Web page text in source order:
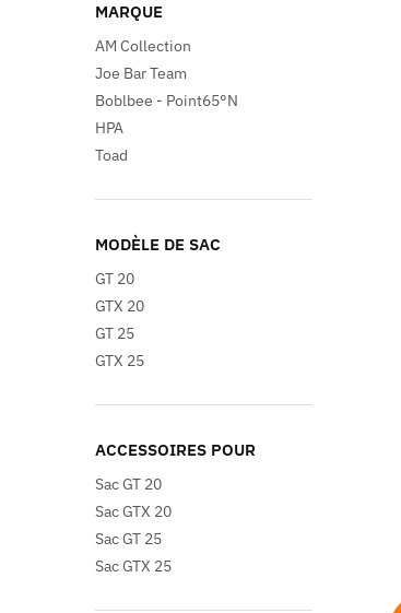
MARQUE
AM Collection
Joe Bar Team
Boblbee - Point65°N
HPA
Toad
MODÈLE DE SAC
GT 20
GTX 20
GT 25
GTX 25
ACCESSOIRES POUR
Sac GT 20
Sac GTX 20
Sac GT 25
Sac GTX 25